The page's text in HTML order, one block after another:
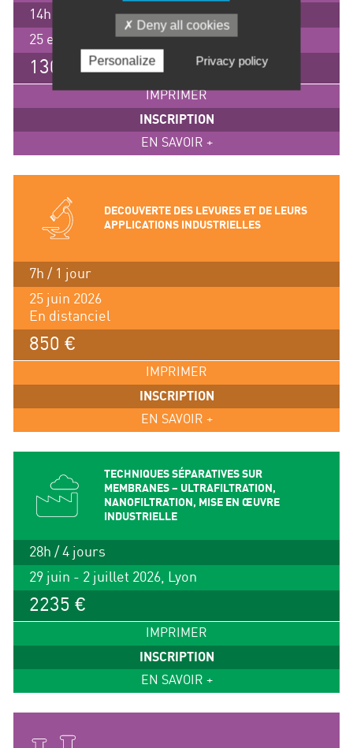
14h / 2 jours
25 et 26 juin 2026, Lyon
1305 €
IMPRIMER
INSCRIPTION
EN SAVOIR +
DECOUVERTE DES LEVURES ET DE LEURS
APPLICATIONS INDUSTRIELLES
7h / 1 jour
25 juin 2026
En distanciel
850 €
IMPRIMER
INSCRIPTION
EN SAVOIR +
TECHNIQUES SÉPARATIVES SUR
MEMBRANES – ULTRAFILTRATION,
NANOFILTRATION, MISE EN ŒUVRE
INDUSTRIELLE
28h / 4 jours
29 juin - 2 juillet 2026, Lyon
2235 €
IMPRIMER
INSCRIPTION
EN SAVOIR +
Deny all cookies
Personalize Privacy policy